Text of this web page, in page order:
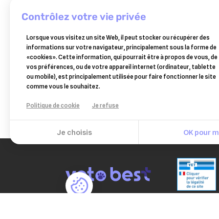
equisport gestation horse
master pour poulinière 25 kg
160,36 €
Ajouter au panier
-
contrôlez votre vie privée
Lorsque vous visitez un site Web, il peut stocker ou récupérer des
informations sur votre navigateur, principalement sous la forme de
«cookies». Cette information, qui pourrait être à propos de vous, de
vos préférences, ou de votre appareil internet (ordinateur, tablette
ou mobile), est principalement utilisée pour faire fonctionner le site
comme vous le souhaitez.
Politique de cookie Je refuse
Je choisis OK pour